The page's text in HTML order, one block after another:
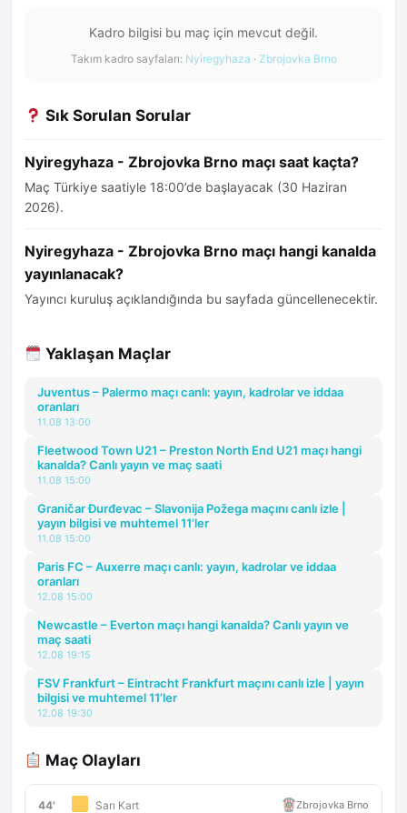
Kadro bilgisi bu maç için mevcut değil.
Takım kadro sayfaları: Nyiregyhaza · Zbrojovka Brno
Sık Sorulan Sorular
Nyiregyhaza - Zbrojovka Brno maçı saat kaçta?
Maç Türkiye saatiyle 18:00’de başlayacak (30 Haziran
2026).
Nyiregyhaza - Zbrojovka Brno maçı hangi kanalda
yayınlanacak?
Yayıncı kuruluş açıklandığında bu sayfada güncellenecektir.
Yaklaşan Maçlar
Juventus – Palermo maçı canlı: yayın, kadrolar ve iddaa
oranları
11.08 13:00
Fleetwood Town U21 – Preston North End U21 maçı hangi
kanalda? Canlı yayın ve maç saati
11.08 15:00
Graničar Đurđevac – Slavonija Požega maçını canlı izle |
yayın bilgisi ve muhtemel 11’ler
11.08 15:00
Paris FC – Auxerre maçı canlı: yayın, kadrolar ve iddaa
oranları
12.08 15:00
Newcastle – Everton maçı hangi kanalda? Canlı yayın ve
maç saati
12.08 19:15
FSV Frankfurt – Eintracht Frankfurt maçını canlı izle | yayın
bilgisi ve muhtemel 11’ler
12.08 19:30
Maç Olayları
44' Sarı Kart Zbrojovka Brno